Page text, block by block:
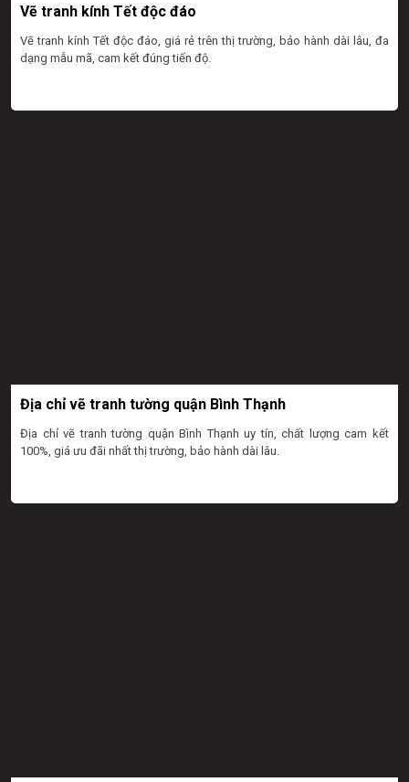
Vẽ tranh kính Tết độc đáo
Vẽ tranh kính Tết độc đáo, giá rẻ trên thị trường, bảo hành dài lâu, đa
dạng mẫu mã, cam kết đúng tiến độ.
Địa chỉ vẽ tranh tường quận Bình Thạnh
Địa chỉ vẽ tranh tường quận Bình Thạnh uy tín, chất lượng cam kết
100%, giá ưu đãi nhất thị trường, bảo hành dài lâu.